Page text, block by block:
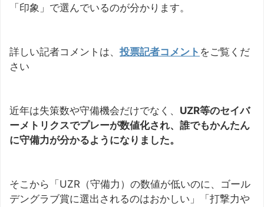
「印象」で選んでいるのが分かります。
詳しい記者コメントは、 投票記者コメント をご覧くだ
さい
近年は失策数や守備機会だけでなく、 UZR等のセイバ
ーメトリクスでプレーが数値化され、誰でもかんたん
に守備力が分かるようになりました。
そこから「UZR（守備力）の数値が低いのに、ゴール
デングラブ賞に選出されるのはおかしい」「打撃力や